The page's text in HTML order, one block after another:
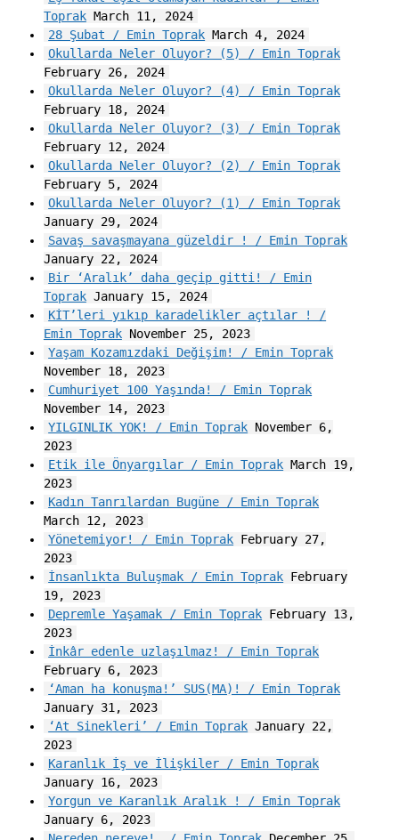
ToprakMarch 11, 2024
28 Şubat / Emin Toprak March 4, 2024
Okullarda Neler Oluyor? (5) / Emin Toprak
February 26, 2024
Okullarda Neler Oluyor? (4) / Emin Toprak
February 18, 2024
Okullarda Neler Oluyor? (3) / Emin Toprak
February 12, 2024
Okullarda Neler Oluyor? (2) / Emin Toprak
February 5, 2024
Okullarda Neler Oluyor? (1) / Emin Toprak
January 29, 2024
Savaş savaşmayana güzeldir ! / Emin Toprak
January 22, 2024
Bir ‘Aralık’ daha geçip gitti! / Emin
ToprakJanuary 15, 2024
KİT’leri yıkıp karadelikler açtılar ! /
Emin ToprakNovember 25, 2023
Yaşam Kozamızdaki Değişim! / Emin Toprak
November 18, 2023
Cumhuriyet 100 Yaşında! / Emin Toprak
November 14, 2023
YILGINLIK YOK! / Emin Toprak November 6,
2023
Etik ile Önyargılar / Emin Toprak March 19,
2023
Kadın Tanrılardan Bugüne / Emin Toprak
March 12, 2023
Yönetemiyor! / Emin Toprak February 27,
2023
İnsanlıkta Buluşmak / Emin Toprak February
19, 2023
Depremle Yaşamak / Emin Toprak February 13,
2023
İnkâr edenle uzlaşılmaz! / Emin Toprak
February 6, 2023
‘Aman ha konuşma!’ SUS(MA)! / Emin Toprak
January 31, 2023
‘At Sinekleri’ / Emin Toprak January 22,
2023
Karanlık İş ve İlişkiler / Emin Toprak
January 16, 2023
Yorgun ve Karanlık Aralık ! / Emin Toprak
January 6, 2023